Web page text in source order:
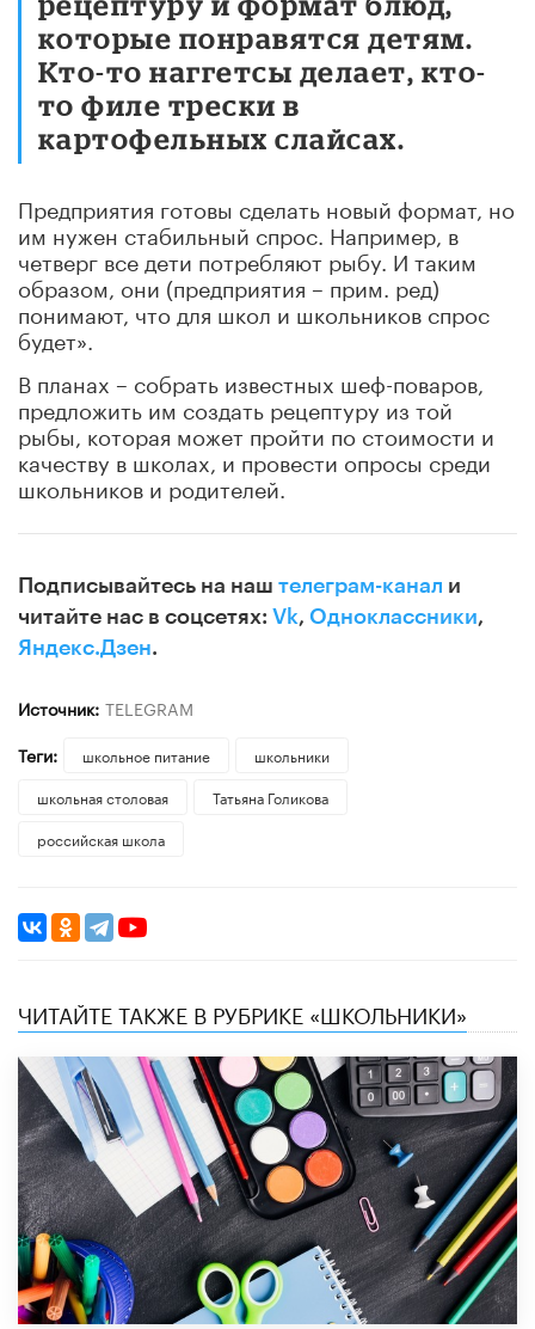
которые понравятся детям.
Кто-то наггетсы делает, кто-
то филе трески в
картофельных слайсах.
Предприятия готовы сделать новый формат, но
им нужен стабильный спрос. Например, в
четверг все дети потребляют рыбу. И таким
образом, они (предприятия – прим. ред)
понимают, что для школ и школьников спрос
будет».
В планах – собрать известных шеф-поваров,
предложить им создать рецептуру из той
рыбы, которая может пройти по стоимости и
качеству в школах, и провести опросы среди
школьников и родителей.
Подписывайтесь на наш телеграм-канал и
читайте нас в соцсетях: Vk, Одноклассники,
Яндекс.Дзен.
Источник: TELEGRAM
Теги:
школьное питание
школьники
школьная столовая
​Татьяна Голикова
российская школа
ЧИТАЙТЕ ТАКЖЕ В РУБРИКЕ «ШКОЛЬНИКИ»